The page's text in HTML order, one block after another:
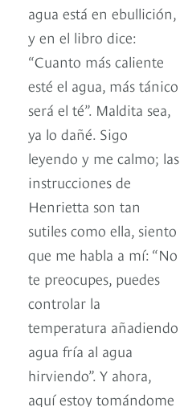
agua está en ebullición,
y en el libro dice:
“Cuanto más caliente
esté el agua, más tánico
será el té”. Maldita sea,
ya lo dañé. Sigo
leyendo y me calmo; las
instrucciones de
Henrietta son tan
sutiles como ella, siento
que me habla a mí: “No
te preocupes, puedes
controlar la
temperatura añadiendo
agua fría al agua
hirviendo”. Y ahora,
aquí estoy tomándome